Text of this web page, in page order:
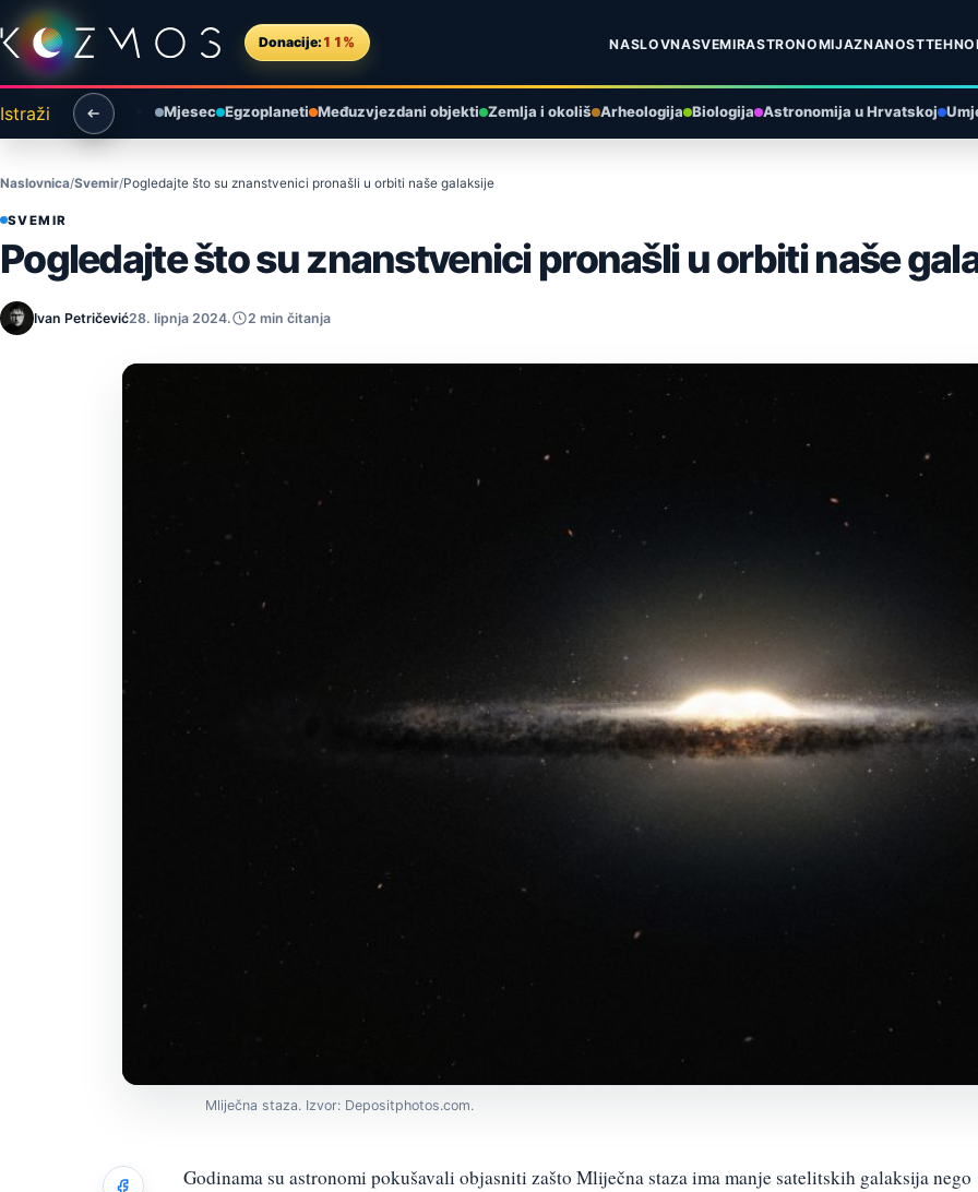
Preskoči na sadržaj
Donacije: 11% NASLOVNASVEMIRASTRONOMIJAZNANOST
Istraži Mjesec Egzoplaneti Međuzvjezdani objekti Zemlja i okoliš Arheologija Biologija Astronomija u Hrvatskoj
Naslovnica Svemir Pogledajte što su znanstvenici pronašli u orbiti naše galaksije
SVEMIR
Pogledajte što su znanstvenici pronašli u orbiti naše
Ivan Petričević28. lipnja 2024. 2 min čitanja
Mliječna staza. Izvor: Depositphotos.com.
Godinama su astronomi pokušavali objasniti zašto Mliječna staza ima manje satelitskih galaksija nego